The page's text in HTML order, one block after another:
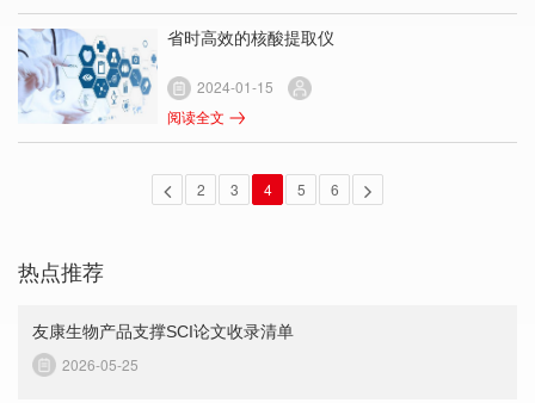
省时高效的核酸提取仪
2024-01-15
阅读全文
2 3 4 5 6
热点推荐
友康生物产品支撑SCI论文收录清单
2026-05-25